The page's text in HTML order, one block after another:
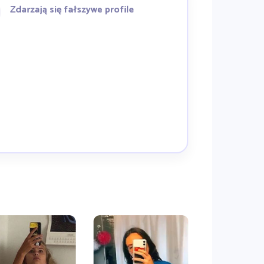
Zdarzają się fałszywe profile